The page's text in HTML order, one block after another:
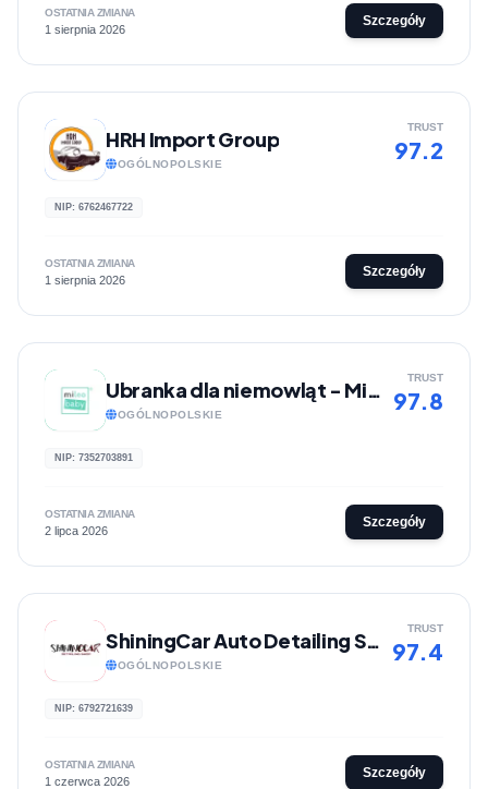
OSTATNIA ZMIANA
1 sierpnia 2026
Szczegóły
HRH Import Group
OGÓLNOPOLSKIE
TRUST
97.2
NIP: 6762467722
OSTATNIA ZMIANA
1 sierpnia 2026
Szczegóły
Ubranka dla niemowląt - MiLeo Baby
OGÓLNOPOLSKIE
TRUST
97.8
NIP: 7352703891
OSTATNIA ZMIANA
2 lipca 2026
Szczegóły
ShiningCar Auto Detailing Sklep
OGÓLNOPOLSKIE
TRUST
97.4
NIP: 6792721639
OSTATNIA ZMIANA
1 czerwca 2026
Szczegóły